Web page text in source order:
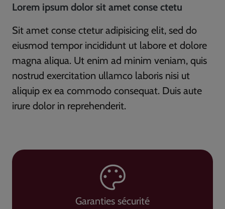
Lorem ipsum dolor sit amet conse ctetu
Sit amet conse ctetur adipisicing elit, sed do
eiusmod tempor incididunt ut labore et dolore
magna aliqua. Ut enim ad minim veniam, quis
nostrud exercitation ullamco laboris nisi ut
aliquip ex ea commodo consequat. Duis aute
irure dolor in reprehenderit.
Garanties sécurité